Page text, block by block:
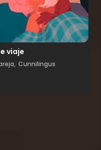
viaje
Cunnilingus